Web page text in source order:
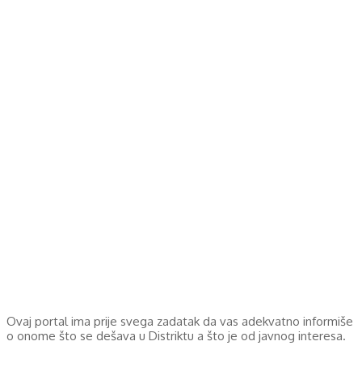
Ovaj portal ima prije svega zadatak da vas adekvatno informiše
o onome što se dešava u Distriktu a što je od javnog interesa.